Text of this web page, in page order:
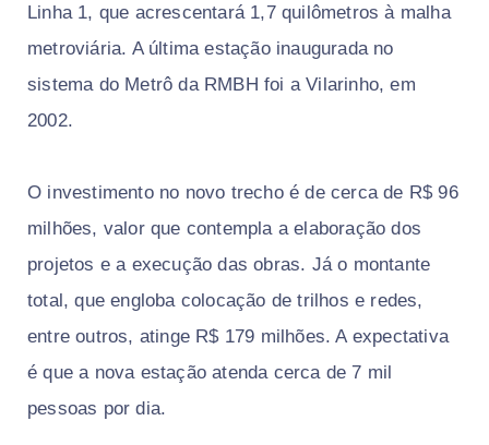
Linha 1, que acrescentará 1,7 quilômetros à malha
metroviária. A última estação inaugurada no
sistema do Metrô da RMBH foi a Vilarinho, em
2002.
O investimento no novo trecho é de cerca de R$ 96
milhões, valor que contempla a elaboração dos
projetos e a execução das obras. Já o montante
total, que engloba colocação de trilhos e redes,
entre outros, atinge R$ 179 milhões. A expectativa
é que a nova estação atenda cerca de 7 mil
pessoas por dia.